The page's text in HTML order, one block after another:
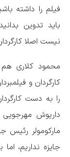
فیلم را داشته
باید تدوین
نیست اصلا
محمود کلاری هم
کارگردان و
را به دست
داریوش
مارکومولر رئیس
جایزه نداریم،